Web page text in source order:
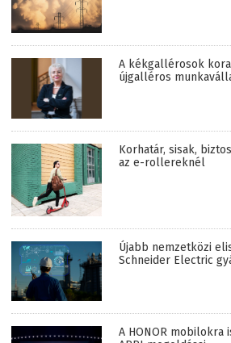
A kékgallérosok
újgalléros
Korhatár, sisak,
az e-rollereknél
Újabb nemzetközi
Schneider Electric
A HONOR